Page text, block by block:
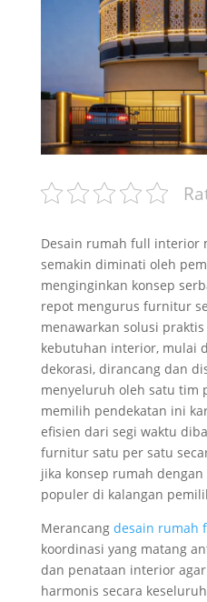
Desain rumah full interior
semakin diminati oleh
menginginkan konsep
repot mengurus furnitur
menawarkan solusi
kebutuhan interior, mulai
dekorasi, dirancang dan
menyeluruh oleh satu tim
memilih pendekatan ini
efisien dari segi waktu
furnitur satu per satu
jika konsep rumah
populer di kalangan
Merancangdesain rumah
koordinasi yang matang
dan penataan interior
harmonis secara